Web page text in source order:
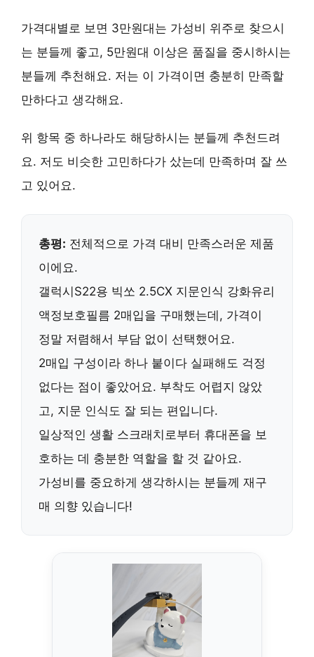
가격대별로 보면 3만원대는 가성비 위주로 찾으시
는 분들께 좋고, 5만원대 이상은 품질을 중시하시는
분들께 추천해요. 저는 이 가격이면 충분히 만족할
만하다고 생각해요.
위 항목 중 하나라도 해당하시는 분들께 추천드려
요. 저도 비슷한 고민하다가 샀는데 만족하며 잘 쓰
고 있어요.
총평: 전체적으로 가격 대비 만족스러운 제품
이에요.
갤럭시S22용 빅쏘 2.5CX 지문인식 강화유리
액정보호필름 2매입을 구매했는데, 가격이
정말 저렴해서 부담 없이 선택했어요.
2매입 구성이라 하나 붙이다 실패해도 걱정
없다는 점이 좋았어요. 부착도 어렵지 않았
고, 지문 인식도 잘 되는 편입니다.
일상적인 생활 스크래치로부터 휴대폰을 보
호하는 데 충분한 역할을 할 것 같아요.
가성비를 중요하게 생각하시는 분들께 재구
매 의향 있습니다!